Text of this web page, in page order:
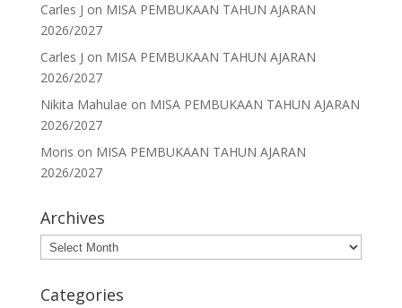
Carles J on MISA PEMBUKAAN TAHUN AJARAN
2026/2027
Carles J on MISA PEMBUKAAN TAHUN AJARAN
2026/2027
Nikita Mahulae on MISA PEMBUKAAN TAHUN AJARAN
2026/2027
Moris on MISA PEMBUKAAN TAHUN AJARAN
2026/2027
Archives
Archives
Categories